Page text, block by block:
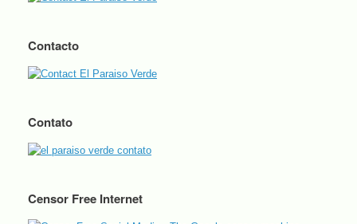
Contacto
Contato
Censor Free Internet